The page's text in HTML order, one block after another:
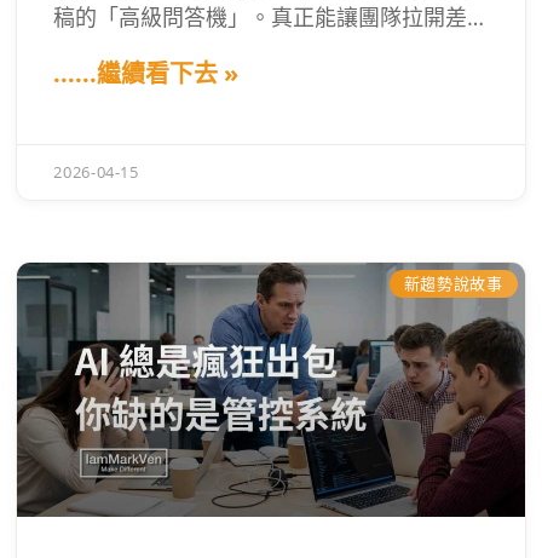
稿的「高級問答機」。真正能讓團隊拉開差
Agents」的底層架構邏輯。今天這不是一場
正、甚至互相協作的系統時，工作模式會有
位員工。
......繼續看下去 »
2026-04-15
新趨勢說故事